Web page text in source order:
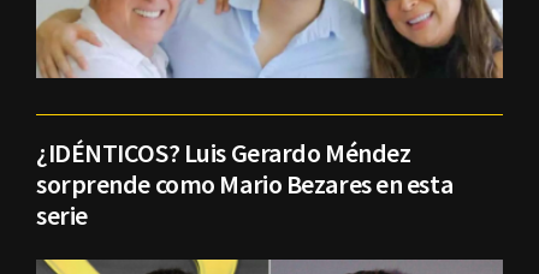
¿IDÉNTICOS? Luis Gerardo Méndez
sorprende como Mario Bezares en esta
serie